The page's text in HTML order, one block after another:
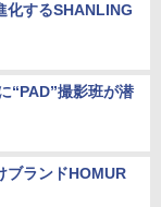
化するSHANLING
“PAD”撮影班が潜
ブランドHOMUR